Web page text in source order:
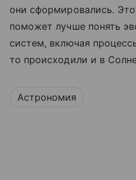
они сформировались.
поможет лучше понять
систем, включая
то происходили и в
Астрономия